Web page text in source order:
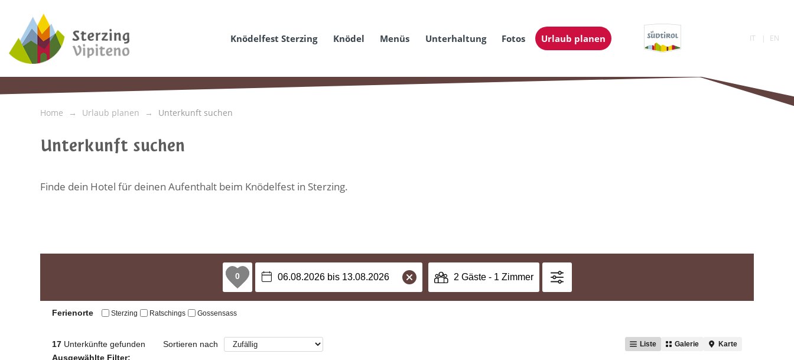
Knödelfest Sterzing Knödel Menüs Unterhaltung Fotos Urlaub planen IT EN
Home Urlaub planen Unterkunft suchen
Unterkunft suchen
Finde dein Hotel für deinen Aufenthalt beim Knödelfest in Sterzing.